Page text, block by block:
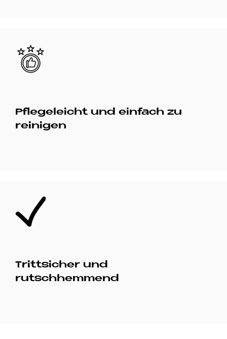
Bild
Pflegeleicht und einfach zu
reinigen
Trittsicher und
rutschhemmend